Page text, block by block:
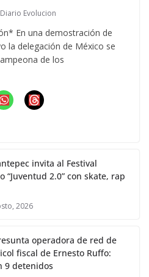
Evolucion
En una demostración de
la delegación de México se
de los
invita al Festival
“Juventud 2.0” con skate, rap
2026
operadora de red de
fiscal de Ernesto Ruffo:
9 detenidos